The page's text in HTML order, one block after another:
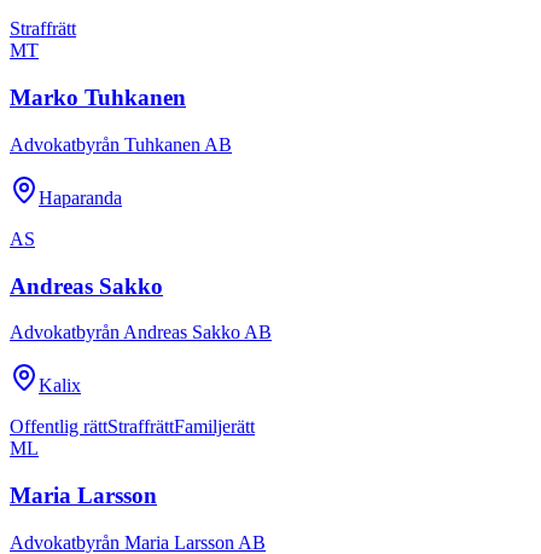
Straffrätt
MT
Marko Tuhkanen
Advokatbyrån Tuhkanen AB
Haparanda
AS
Andreas Sakko
Advokatbyrån Andreas Sakko AB
Kalix
Offentlig rättStraffrättFamiljerätt
ML
Maria Larsson
Advokatbyrån Maria Larsson AB